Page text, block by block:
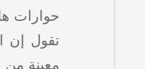
حوارات
معينةٍ من